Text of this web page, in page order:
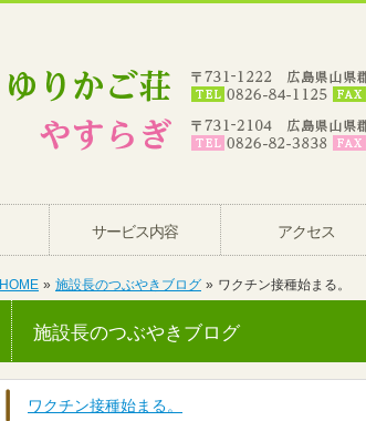
サービス内容 アクセス
HOME » 施設長のつぶやきブログ » ワクチン接種始まる。
施設長のつぶやきブログ
ワクチン接種始まる。